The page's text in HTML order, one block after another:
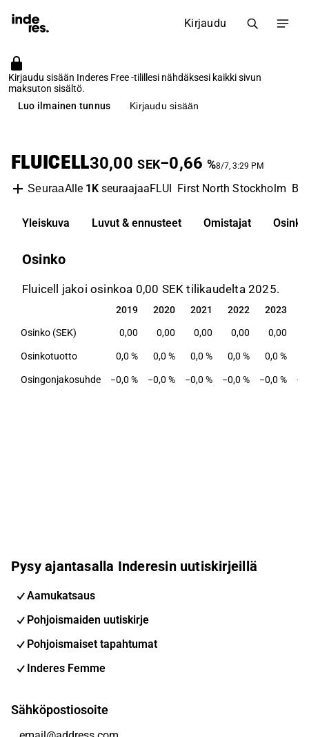
Kirjaudu
Kirjaudu sisään Inderes Free -tilillesi nähdäksesi kaikki sivun
maksuton sisältö.
Luo ilmainen tunnus
Kirjaudu sisään
FLUICELL30,00 SEK−0,66 %8/7, 3:29 PM
SeuraaAlle 1KseuraajaaFLUI First North Stockholm
Yleiskuva Luvut & ennusteet Omistajat Osinko
Osinko
Fluicell jakoi osinkoa 0,00 SEK tilikaudelta 2025.
2019 2020 2021 2022 2023
2019 2020 2021 2022 2023
Osinko (SEK) 0,00 0,00 0,00 0,00 0,00
Osinkotuotto 0,0 % 0,0 % 0,0 % 0,0 % 0,0 %
Osingonjakosuhde −0,0 % −0,0 % −0,0 % −0,0 % −0,0 %
Pysy ajantasalla Inderesin uutiskirjeillä
Aamukatsaus
Pohjoismaiden uutiskirje
Pohjoismaiset tapahtumat
Inderes Femme
Sähköpostiosoite